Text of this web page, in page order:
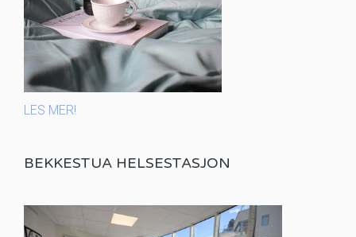
LES MER!
BEKKESTUA HELSESTASJON